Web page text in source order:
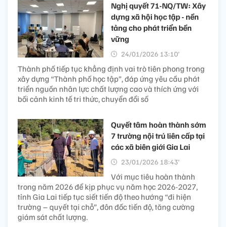
Nghị quyết 71-NQ/TW: Xây
dựng xã hội học tập - nền
tảng cho phát triển bền
vững
24/01/2026 13:10’
Thành phố tiếp tục khẳng định vai trò tiên phong trong
xây dựng “Thành phố học tập”, đáp ứng yêu cầu phát
triển nguồn nhân lực chất lượng cao và thích ứng với
bối cảnh kinh tế tri thức, chuyển đổi số
Quyết tâm hoàn thành sớm
7 trường nội trú liên cấp tại
các xã biên giới Gia Lai
23/01/2026 18:43’
Với mục tiêu hoàn thành
trong năm 2026 để kịp phục vụ năm học 2026-2027,
tỉnh Gia Lai tiếp tục siết tiến độ theo hướng “đi hiện
trường – quyết tại chỗ”, đôn đốc tiến độ, tăng cường
giám sát chất lượng.